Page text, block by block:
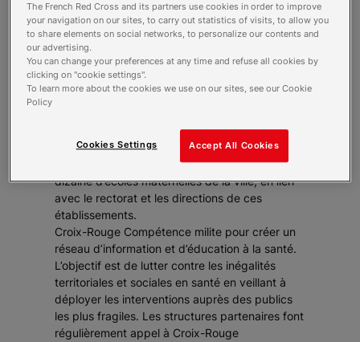
Croix-Rouge Compétence tient à développer
ses activités avec les territoires. Ainsi, les
apprenants de son site de Mantes-la-Jolie ont
analysé les besoins du Mantois, en lien avec les
demandes de partenaires locaux. Le contrat
local de santé ayant notamment diagnostiqué
les plus jeunes, les futurs infirmiers de Mantes-
la-Jolie ont mis en place un dispositif
d’éducation adapté qui a été diffusé dans une
dizaine d’écoles maternelles de la ville, en lien
avec le rectorat et les directions de ces
établissements.
Croix-Rouge Compétence milite pour créer un
réseau d’information et d’éducation à la santé.
L’objectif est de lutter contre les inégalités
territoriales et sociales en santé en veillant à
déployer les interventions auprès des publics
les plus fragiles. Les structures partenaires font
régulièrement appel à Croix-Rouge
The French Red Cross and its partners use cookies in order to improve
your navigation on our sites, to carry out statistics of visits, to allow you
to share elements on social networks, to personalize our contents and
our advertising.
You can change your preferences at any time and refuse all cookies by
clicking on "cookie settings".
To learn more about the cookies we use on our sites, see our Cookie
Policy
Accept All Cookies
Cookies Settings